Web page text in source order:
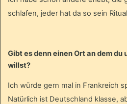
schlafen, jeder hat da so sein
Gibt es denn einen Ort an dem
willst?
Ich würde gern mal in Frankreich
Natürlich ist Deutschland klasse,